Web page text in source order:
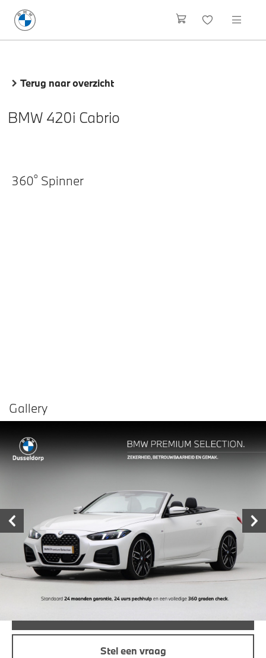
Terug naar overzicht
BMW 420i Cabrio
360o Spinner
Prijs € 71.450,-
Maandprijs € 763,24
Offerte aanvraag
Stel een vraag
Gallery